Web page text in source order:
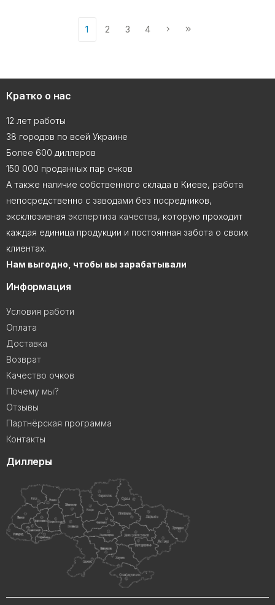
1 2 3 4
Кратко о нас
12 лет работы
38 городов по всей Украине
Более 600 диллеров
150 000 проданных пар очков
А также наличие собственного склада в Киеве, работа
непосредственно с заводами без посредников,
эксклюзивная экспертиза качества, которую проходит
каждая единица продукции и постоянная забота о своих
клиентах.
Нам выгодно, чтобы вы зарабатывали
Информация
Условия работи
Оплата
Доставка
Возврат
Качество очков
Почему мы?
Отзывы
Партнёрская программа
Контакты
Диллеры